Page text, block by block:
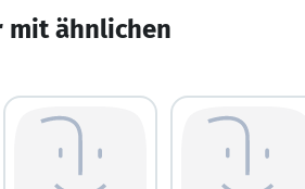
mit ähnlichen